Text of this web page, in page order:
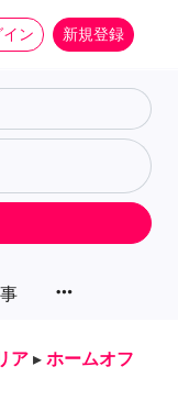
イン 新規登録
more_horiz
ア ▸ ホームオフ